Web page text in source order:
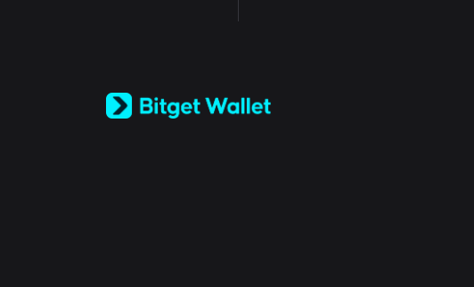
Español (Latinoamérica)